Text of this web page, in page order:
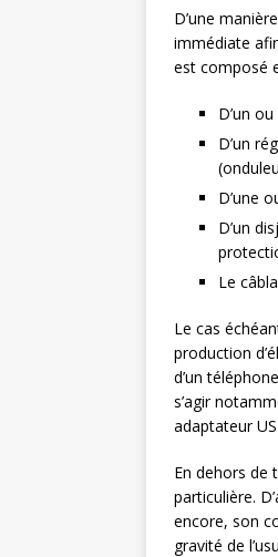
D’une
immédiate
est composé
D’un
D’un
D’une
D’un
Le
Le cas
production
d’un
s’agir
adaptateur
En dehors de
particulière.
encore, son
gravité de